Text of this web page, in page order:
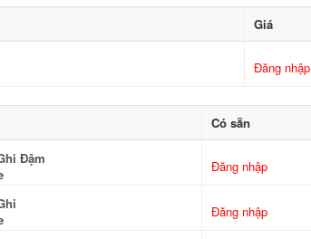
Giá
Đăng nhập
Có sẵn
Đậm
Đăng nhập
Đăng nhập